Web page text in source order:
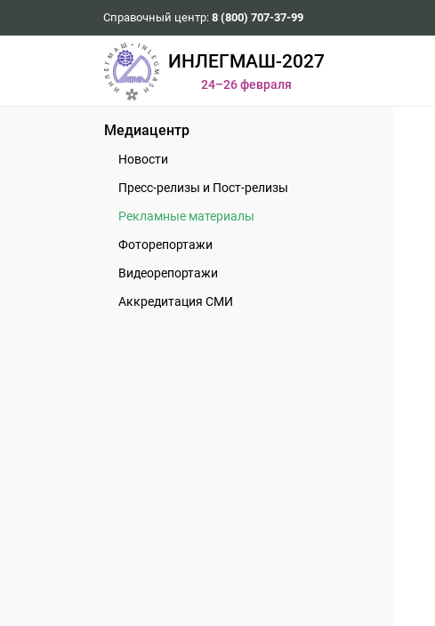
Справочный центр: 8 (800) 707-37-99
ИНЛЕГМАШ-2027
24–26 февраля
Медиацентр
Новости
Пресс-релизы и Пост-релизы
Рекламные материалы
Фоторепортажи
Видеорепортажи
Аккредитация СМИ